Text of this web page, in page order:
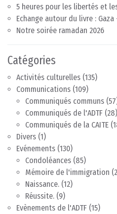
5 heures pour les libertés et
Echange autour du livre :
Notre soirée ramadan 2026
Catégories
Activités culturelles (135)
Communications (109)
Communiqués communs
Communiqués de l'ADTF (28)
Communiqués de la CAITE
Divers (1)
Evénements (130)
Condoléances (85)
Mémoire de l'immigration
Naissance. (12)
Réussite. (9)
Evènements de l'ADTF (15)